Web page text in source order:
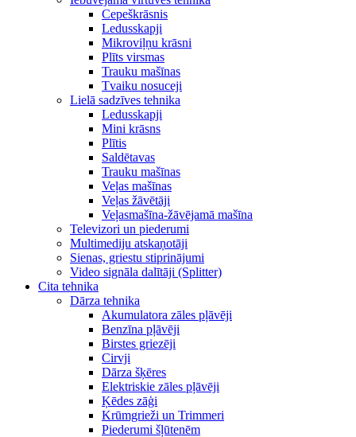
Cepeškrāsnis
Ledusskapji
Mikroviļņu krāsni
Plīts virsmas
Trauku mašīnas
Tvaiku nosuceji
Lielā sadzīves tehnika
Ledusskapji
Mini krāsns
Plītis
Saldētavas
Trauku mašīnas
Veļas mašīnas
Veļas žāvētāji
Veļasmašīna-žāvējamā mašīna
Televizori un piederumi
Multimediju atskaņotāji
Sienas, griestu stiprinājumi
Video signāla dalītāji (Splitter)
Cita tehnika
Dārza tehnika
Akumulatora zāles pļāvēji
Benzīna pļāvēji
Birstes griezēji
Cirvji
Dārza šķēres
Elektriskie zāles pļāvēji
Ķēdes zāģi
Krūmgrieži un Trimmeri
Piederumi šļūtenēm